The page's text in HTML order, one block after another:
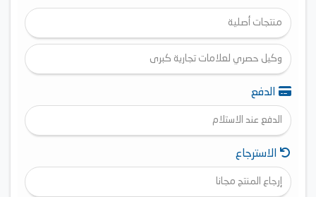
منتجات أصلية
وكيل حصري لعلامات تجارية كبرى
الدفع
الدفع عند الاستلام
الاسترجاع
إرجاع المنتج مجانا